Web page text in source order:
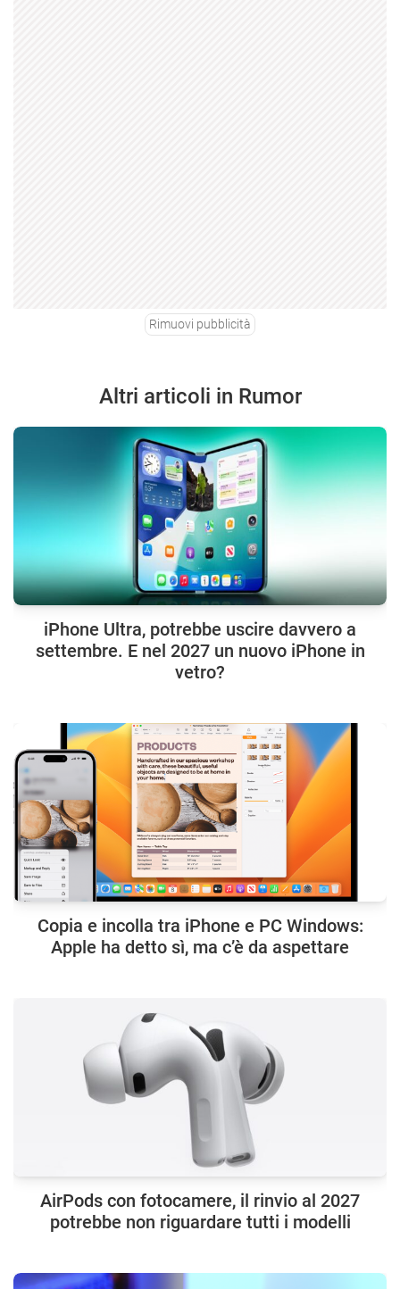
Rimuovi pubblicità
Altri articoli in Rumor
iPhone Ultra, potrebbe uscire davvero a
settembre. E nel 2027 un nuovo iPhone in
vetro?
Copia e incolla tra iPhone e PC Windows:
Apple ha detto sì, ma c’è da aspettare
AirPods con fotocamere, il rinvio al 2027
potrebbe non riguardare tutti i modelli